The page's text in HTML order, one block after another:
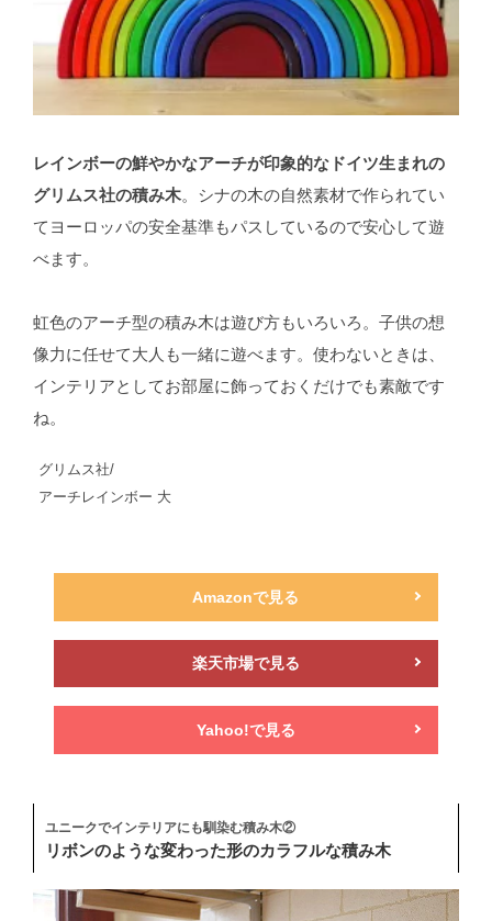
レインボーの鮮やかなアーチが印象的なドイツ生まれの
グリムス社の積み木。シナの木の自然素材で作られてい
てヨーロッパの安全基準もパスしているので安心して遊
べます。
虹色のアーチ型の積み木は遊び方もいろいろ。子供の想
像力に任せて大人も一緒に遊べます。使わないときは、
インテリアとしてお部屋に飾っておくだけでも素敵です
ね。
グリムス社/
アーチレインボー 大
Amazonで見る
楽天市場で見る
Yahoo!で見る
ユニークでインテリアにも馴染む積み木②
リボンのような変わった形のカラフルな積み木